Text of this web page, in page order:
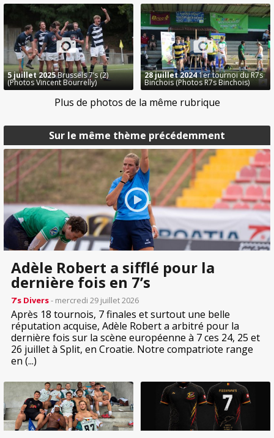
Sur le même thème précédemment
Adèle Robert a sifflé pour la
dernière fois en 7’s
7’s Divers- mercredi 29 juillet 2026
Après 18 tournois, 7 finales et surtout une belle
réputation acquise, Adèle Robert a arbitré pour la
dernière fois sur la scène européenne à 7 ces 24, 25 et
26 juillet à Split, en Croatie. Notre compatriote range
en (...)
5 juillet 2025Brussels 7’s (2)
(Photos Vincent Bourrelly)
28 juillet 20241er tournoi du R7s
Binchois (Photos R7s Binchois)
Plus de photos de la même rubrique